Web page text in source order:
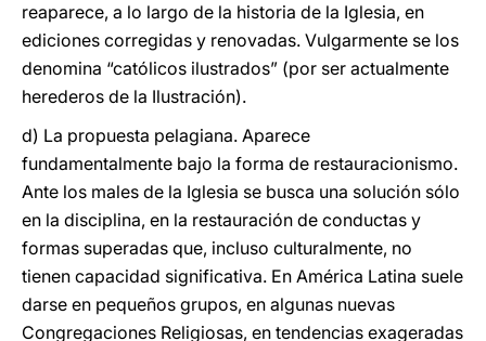
reaparece, a lo largo de la historia de la Iglesia, en
ediciones corregidas y renovadas. Vulgarmente se los
denomina “católicos ilustrados” (por ser actualmente
herederos de la Ilustración).
d) La propuesta pelagiana. Aparece
fundamentalmente bajo la forma de restauracionismo.
Ante los males de la Iglesia se busca una solución sólo
en la disciplina, en la restauración de conductas y
formas superadas que, incluso culturalmente, no
tienen capacidad significativa. En América Latina suele
darse en pequeños grupos, en algunas nuevas
Congregaciones Religiosas, en tendencias exageradas